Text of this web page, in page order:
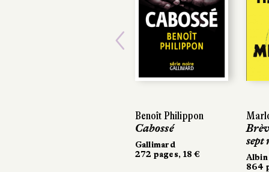
Benoît Philippon
Cabossé
Gallimard
272 pages, 18 €
sept
864
Previous